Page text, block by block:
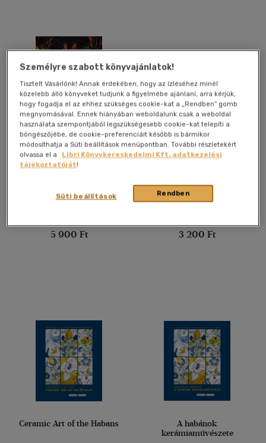
Vélemény szerint
(2)
(3485)
Alkalmaz
Az építészeti üvegek
iparművészeti értékei
Mester Éva
Utolsó ismert ár:
5 900 Ft
A Csángó Néprajzi
Múzeum kandallócsempe
Utolsó ismert ár:
3 200 Ft
Ceramic Art of the Habans
A habánok
kerámiaművészete
Személyre szabott könyvajánlatok!
Tisztelt Vásárlónk! Annak érdekében, hogy az ízléséhez minél
közelebb álló könyveket tudjunk a figyelmébe ajánlani, arra kérjük,
hogy fogadja el az ehhez szükséges cookie-kat a „Rendben” gomb
megnyomásával. Ennek hiányában weboldalunk csak a weboldal
használata szempontjából legszükségesebb cookie-kat telepíti a
böngészőjébe, de cookie-preferenciáit később is bármikor
módosíthatja a Süti beállítások menüpontban. További részletekért
olvassa el a
Libri Könyvkereskedelmi Kft. adatkezelési
tájékoztatóját!
Rendben
Süti beállítások